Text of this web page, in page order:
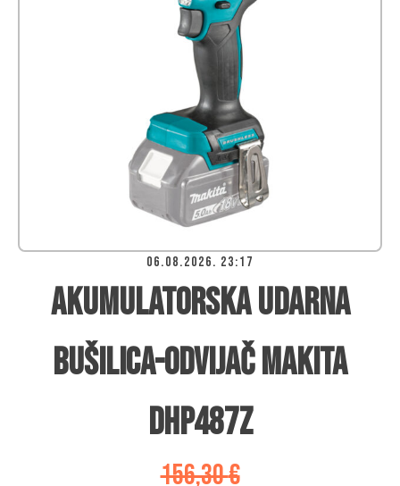
06.08.2026. 23:17
Akumulatorska udarna
bušilica-odvijač Makita
DHP487Z
156,30€